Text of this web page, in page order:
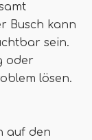
Busch kann
sein.
oder
lösen.
auf den